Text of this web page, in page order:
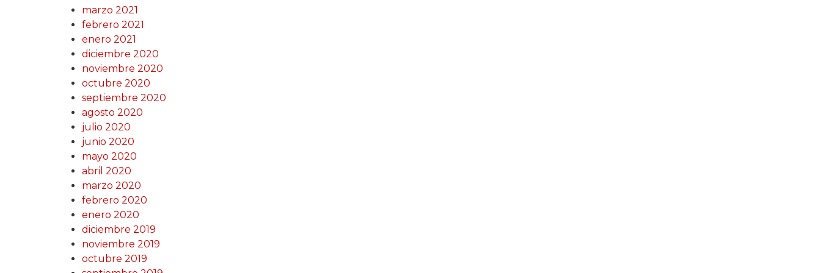
marzo 2021
febrero 2021
enero 2021
diciembre 2020
noviembre 2020
octubre 2020
septiembre 2020
agosto 2020
julio 2020
junio 2020
mayo 2020
abril 2020
marzo 2020
febrero 2020
enero 2020
diciembre 2019
noviembre 2019
octubre 2019